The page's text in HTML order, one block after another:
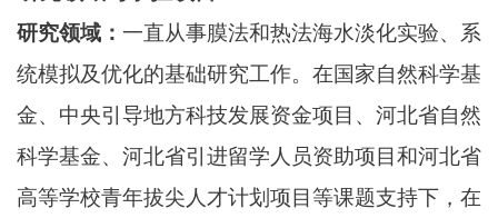
研究领域： 一直从事膜法和热法海水淡化实验、系
统模拟及优化的基础研究工作。在国家自然科学基
金、中央引导地方科技发展资金项目、河北省自然
科学基金、河北省引进留学人员资助项目和河北省
高等学校青年拔尖人才计划项目等课题支持下，在